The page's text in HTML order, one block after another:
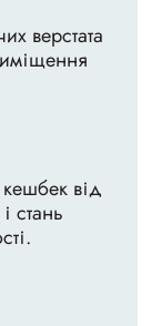
верстата
від
стань